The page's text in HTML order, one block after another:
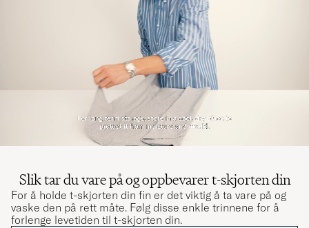
Slik tar du vare på og oppbevarer t-skjorten din
For å holde t-skjorten din fin er det viktig å ta vare på og
vaske den på rett måte. Følg disse enkle trinnene for å
forlenge levetiden til t-skjorten din.